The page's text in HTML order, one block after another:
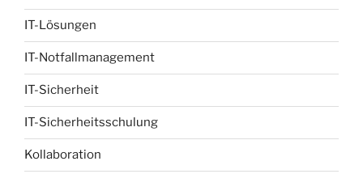
IT-Lösungen
IT-Notfallmanagement
IT-Sicherheit
IT-Sicherheitsschulung
Kollaboration